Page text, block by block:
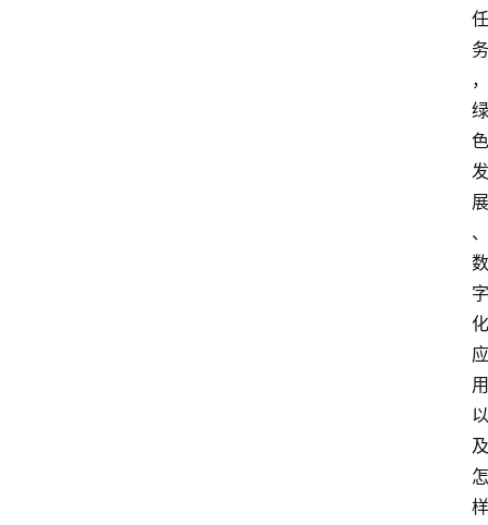
任
务
，
绿
色
发
展
、
数
字
化
应
用
以
及
怎
样